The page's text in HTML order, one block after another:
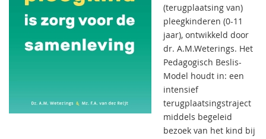
(terugplaatsing van)
pleegkinderen (0-11
jaar), ontwikkeld door
dr. A.M.Weterings. Het
Pedagogisch Beslis-
Model houdt in: een
intensief
terugplaatsingstraject
middels begeleid
bezoek van het kind bij